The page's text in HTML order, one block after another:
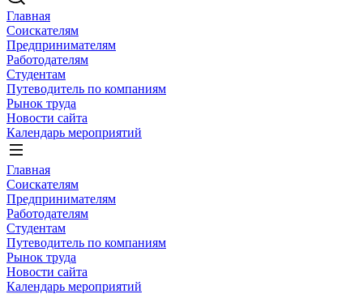
Главная
Соискателям
Предпринимателям
Работодателям
Студентам
Путеводитель по компаниям
Рынок труда
Новости сайта
Календарь мероприятий
Главная
Соискателям
Предпринимателям
Работодателям
Студентам
Путеводитель по компаниям
Рынок труда
Новости сайта
Календарь мероприятий